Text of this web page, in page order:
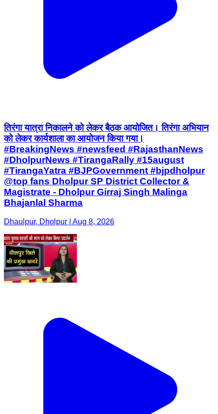
तिरंगा यात्रा निकालने को लेकर बैठक आयोजित। तिरंगा अभियान
को लेकर कार्यशाला का आयोजन किया गया।
#BreakingNews #newsfeed #RajasthanNews
#DholpurNews #TirangaRally #15august
#TirangaYatra #BJPGovernment #bjpdholpur
@top fans Dholpur SP District Collector &
Magistrate - Dholpur Girraj Singh Malinga
Bhajanlal Sharma
Dhaulpur, Dholpur | Aug 8, 2026